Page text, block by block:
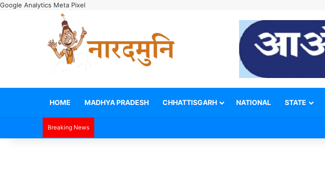
Google Analytics Meta Pixel
HOME MADHYA PRADESH CHHATTISGARH NATIONAL STATE
Breaking News